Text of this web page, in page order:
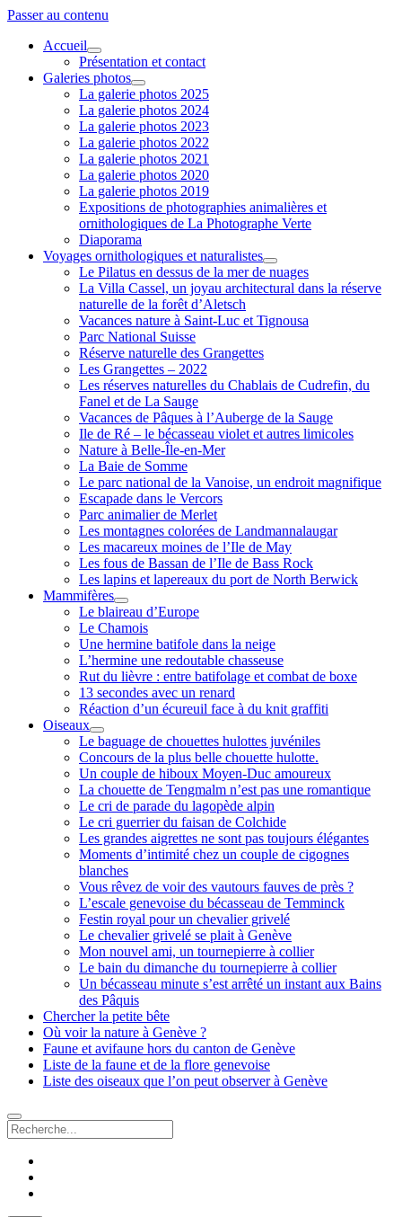
Passer au contenu
Accueil
ouvrir
menu
Présentation et contact
Galeries photos
ouvrir
menu
La galerie photos 2025
La galerie photos 2024
La galerie photos 2023
La galerie photos 2022
La galerie photos 2021
La galerie photos 2020
La galerie photos 2019
Expositions de photographies animalières et
ornithologiques de La Photographe Verte
Diaporama
Voyages ornithologiques et naturalistes
ouvrir
menu
Le Pilatus en dessus de la mer de nuages
La Villa Cassel, un joyau architectural dans la réserve
naturelle de la forêt d’Aletsch
Vacances nature à Saint-Luc et Tignousa
Parc National Suisse
Réserve naturelle des Grangettes
Les Grangettes – 2022
Les réserves naturelles du Chablais de Cudrefin, du
Fanel et de La Sauge
Vacances de Pâques à l’Auberge de la Sauge
Ile de Ré – le bécasseau violet et autres limicoles
Nature à Belle-Île-en-Mer
La Baie de Somme
Le parc national de la Vanoise, un endroit magnifique
Escapade dans le Vercors
Parc animalier de Merlet
Les montagnes colorées de Landmannalaugar
Les macareux moines de l’Ile de May
Les fous de Bassan de l’Ile de Bass Rock
Les lapins et lapereaux du port de North Berwick
Mammifères
ouvrir
menu
Le blaireau d’Europe
Le Chamois
Une hermine batifole dans la neige
L’hermine une redoutable chasseuse
Rut du lièvre : entre batifolage et combat de boxe
13 secondes avec un renard
Réaction d’un écureuil face à du knit graffiti
Oiseaux
ouvrir
menu
Le baguage de chouettes hulottes juvéniles
Concours de la plus belle chouette hulotte.
Un couple de hiboux Moyen-Duc amoureux
La chouette de Tengmalm n’est pas une romantique
Le cri de parade du lagopède alpin
Le cri guerrier du faisan de Colchide
Les grandes aigrettes ne sont pas toujours élégantes
Moments d’intimité chez un couple de cigognes
blanches
Vous rêvez de voir des vautours fauves de près ?
L’escale genevoise du bécasseau de Temminck
Festin royal pour un chevalier grivelé
Le chevalier grivelé se plait à Genève
Mon nouvel ami, un tournepierre à collier
Le bain du dimanche du tournepierre à collier
Un bécasseau minute s’est arrêté un instant aux Bains
des Pâquis
Chercher la petite bête
Où voir la nature à Genève ?
Faune et avifaune hors du canton de Genève
Liste de la faune et de la flore genevoise
Liste des oiseaux que l’on peut observer à Genève
Recherche